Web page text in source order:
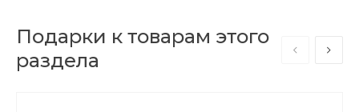
Подарки к товарам этого
раздела